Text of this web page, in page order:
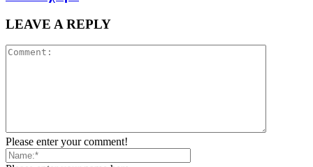
LEAVE A REPLY
Please enter your comment!